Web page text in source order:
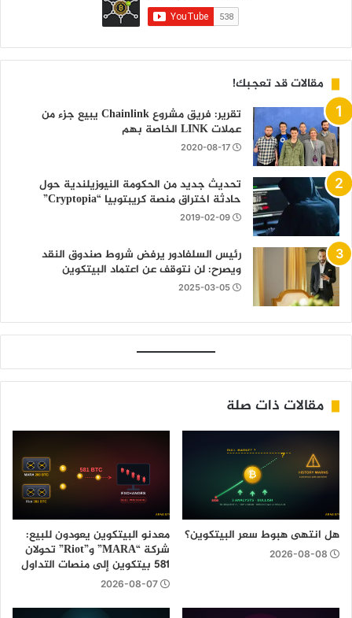
مقالات قد تعجبك!
تقرير: فريق مشروع Chainlink يبيع جزء من
عملات LINK الخاصة بهم
2020-08-17
تحديث جديد من الحكومة النيوزيلندية حول
حادثة اختراق منصة كريبتوبيا “Cryptopia”
2019-02-09
رئيس السلفادور يرفض شروط صندوق النقد
ويصرح: لن نتوقف عن اعتماد البيتكوين
2025-03-05
مقالات ذات صلة
هل انتهى هبوط سعر البيتكوين؟
2026-08-08
معدنو البيتكوين يعودون للبيع:
شركة “MARA” و”Riot” تحولان
581 بيتكوين إلى منصات التداول
2026-08-07